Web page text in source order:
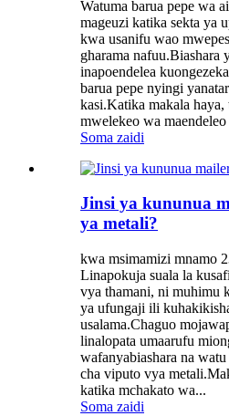
Watuma barua pepe wa
mageuzi katika sekta ya
kwa usanifu wao
gharama nafuu.Biashara
inapoendelea
barua pepe nyingi
kasi.Katika makala haya,
mwelekeo wa
Soma zaidi
Jinsi ya kununua
ya metali?
kwa msimamizi mnamo
Linapokuja suala la
vya thamani, ni muhimu
ya ufungaji ili
usalama.Chaguo
linalopata umaarufu
wafanyabiashara na
cha viputo vya
katika mchakato wa...
Soma zaidi